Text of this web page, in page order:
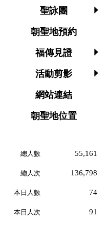
聖詠團
朝聖地預約
福傳見證
活動剪影
網站連結
朝聖地位置
總人數 55,161
總人次 136,798
本日人數 74
本日人次 91